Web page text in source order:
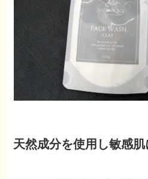
天然成分を使用し敏感肌